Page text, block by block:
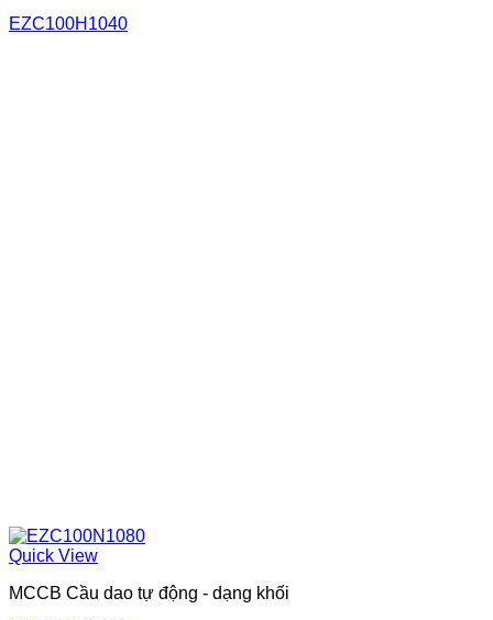
EZC100H1040
Quick View
MCCB Cầu dao tự động - dạng khối